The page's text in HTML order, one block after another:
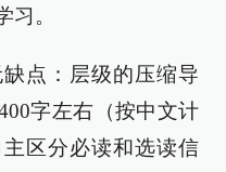
。
点：层级的压缩导
字左右（按中文计
区分必读和选读信